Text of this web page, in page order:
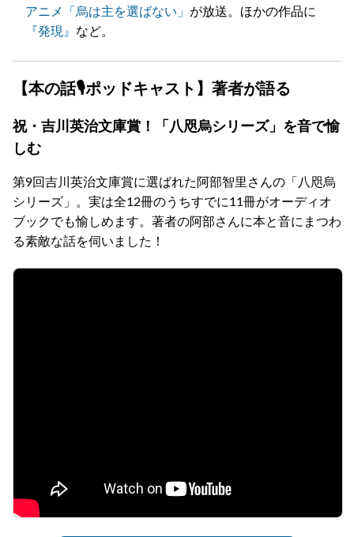
アニメ「烏は主を選ばない」 が放送。ほかの作品に
『発現』 など。
【本の話🎙ポッドキャスト】著者が語る
祝・吉川英治文庫賞！「八咫烏シリーズ」を音で愉
しむ
第9回吉川英治文庫賞に選ばれた阿部智里さんの「八咫烏
シリーズ」。実は全12冊のうちすでに11冊がオーディオ
ブックでも愉しめます。著者の阿部さんに本と音にまつわ
る素敵な話を伺いました！